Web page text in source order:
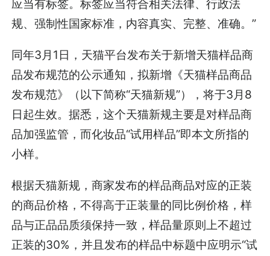
应当有标签。标签应当符合相关法律、行政法
规、强制性国家标准，内容真实、完整、准确。”
同年3月1日，天猫平台发布关于新增天猫样品商
品发布规范的公示通知，拟新增《天猫样品商品
发布规范》（以下简称“天猫新规”），将于3月8
日起生效。据悉，这个天猫新规主要是对样品商
品加强监管，而化妆品“试用样品”即本文所指的
小样。
根据天猫新规，商家发布的样品商品对应的正装
的商品价格，不得高于正装量的同比例价格，样
品与正品品质须保持一致，样品量原则上不超过
正装的30%，并且发布的样品中标题中应明示“试